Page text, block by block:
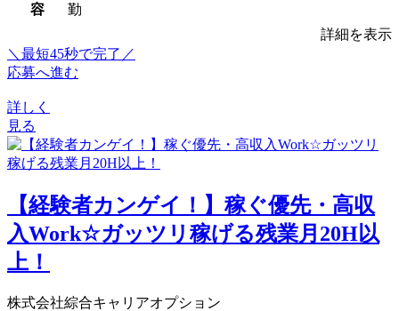
容
勤
詳細を表示
＼最短45秒で完了／
応募へ進む
詳しく
見る
【経験者カンゲイ！】稼ぐ優先・高収
入Work☆ガッツリ稼げる残業月20H以
上！
株式会社綜合キャリアオプション